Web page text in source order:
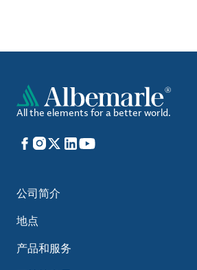
All the elements for a better world.
Facebook
Instagram
X LinkedIn
YouTube
公司简介
地点
产品和服务